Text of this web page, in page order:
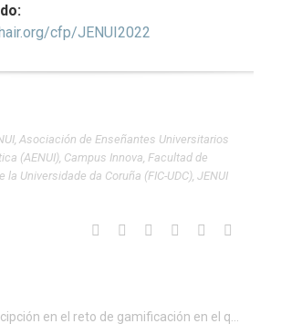
cfp/JENUI2022
Asociación de Enseñantes Universitarios
(AENUI) Campus Innova Facultad de
la Universidade da Coruña (FIC-UDC) JENUI